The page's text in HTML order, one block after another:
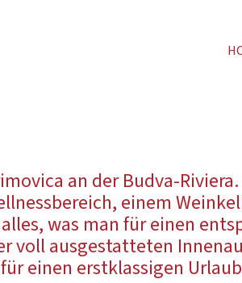
an der Budva-
einem
was man für einen
voll ausgestatteten
einen erstklassigen